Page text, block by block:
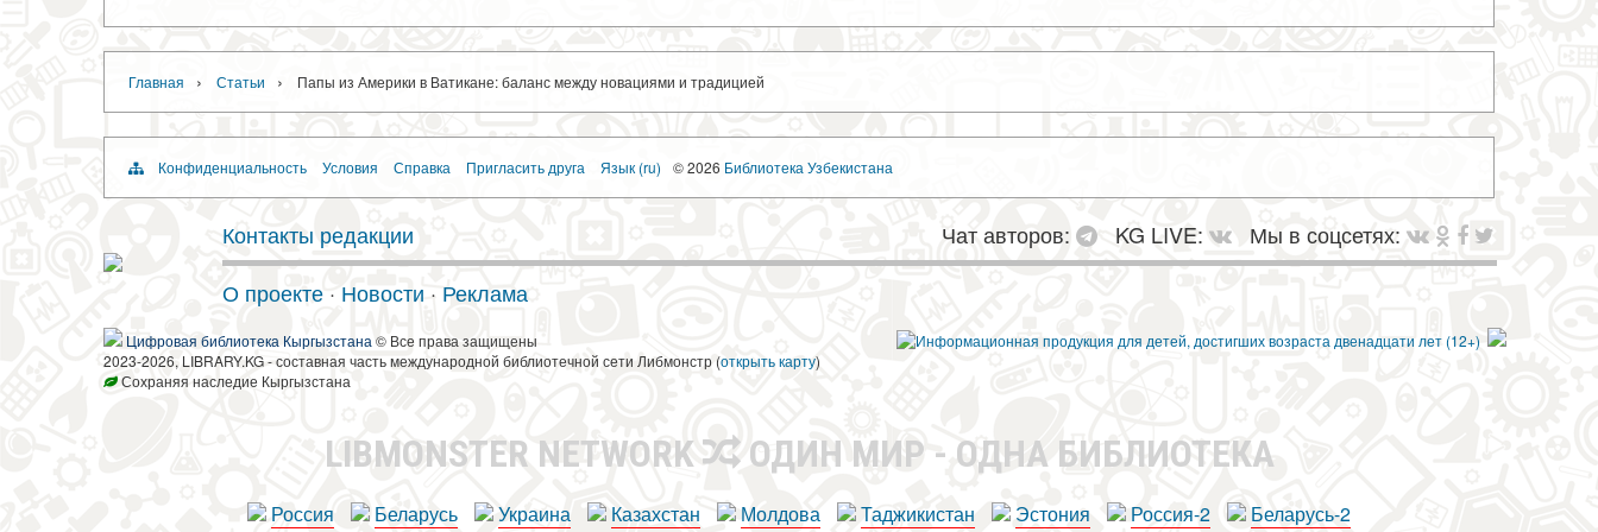
Главная › Статьи › Папы из Америки в Ватикане: баланс между новациями и традицией
Конфиденциальность Условия Справка Пригласить друга Язык (ru) © 2026 Библиотека Узбекистана
Контакты редакции Чат авторов: KG LIVE:
Мы в соцсетях:
О проекте · Новости · Реклама
Цифровая библиотека Кыргызстана © Все права защищены
2023-2026, LIBRARY.KG - составная часть международной библиотечной сети Либмонстр (открыть карту)
Сохраняя наследие Кыргызстана
LIBMONSTER NETWORK ОДИН МИР - ОДНА БИБЛИОТЕКА
Россия Беларусь Украина Казахстан Молдова Таджикистан Эстония Россия-2 Беларусь-2